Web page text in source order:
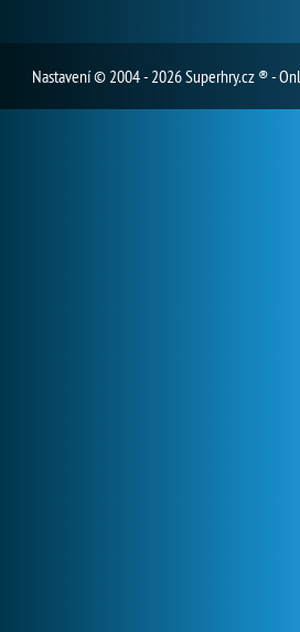
Nastavení© 2004 - 2026 Superhry.cz ® -